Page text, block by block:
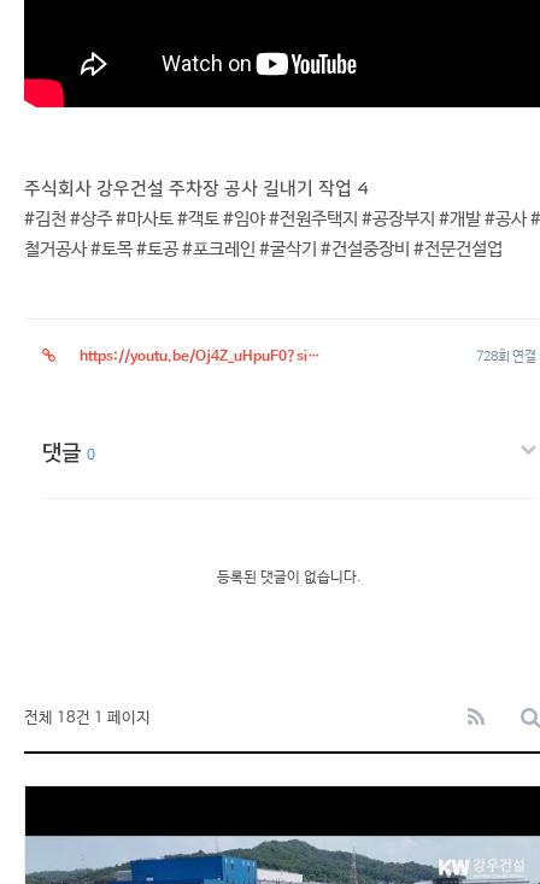
주식회사 강우건설 주차장 공사 길내기 작업 4
#김천 #상주 #마사토 #객토 #임야 #전원주택지 #공장부지 #개발 #공사 #
철거공사 #토목 #토공 #포크레인 #굴삭기 #건설중장비 #전문건설업
https://youtu.be/Oj4Z_uHpuF0?si=LxbuEPuaDjodz-w4 728회 연결
댓글 0
등록된 댓글이 없습니다.
전체 18건 1 페이지